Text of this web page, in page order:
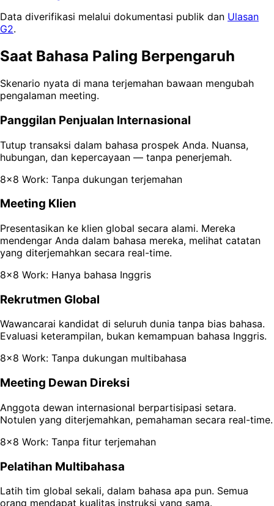
Data diverifikasi melalui dokumentasi publik dan Ulasan
G2.
Saat Bahasa Paling Berpengaruh
Skenario nyata di mana terjemahan bawaan mengubah
pengalaman meeting.
Panggilan Penjualan Internasional
Tutup transaksi dalam bahasa prospek Anda. Nuansa,
hubungan, dan kepercayaan — tanpa penerjemah.
8x8 Work: Tanpa dukungan terjemahan
Meeting Klien
Presentasikan ke klien global secara alami. Mereka
mendengar Anda dalam bahasa mereka, melihat catatan
yang diterjemahkan secara real-time.
8x8 Work: Hanya bahasa Inggris
Rekrutmen Global
Wawancarai kandidat di seluruh dunia tanpa bias bahasa.
Evaluasi keterampilan, bukan kemampuan bahasa Inggris.
8x8 Work: Tanpa dukungan multibahasa
Meeting Dewan Direksi
Anggota dewan internasional berpartisipasi setara.
Notulen yang diterjemahkan, pemahaman secara real-time.
8x8 Work: Tanpa fitur terjemahan
Pelatihan Multibahasa
Latih tim global sekali, dalam bahasa apa pun. Semua
orang mendapat kualitas instruksi yang sama.